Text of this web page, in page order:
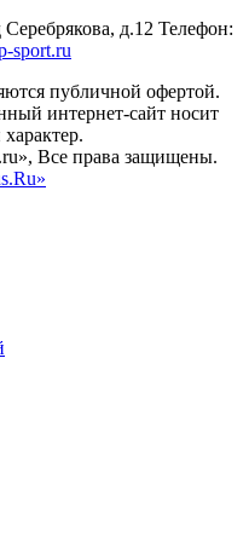
д.12 Телефон:
sport.ru
публичной офертой.
интернет-сайт носит
Все права защищены.